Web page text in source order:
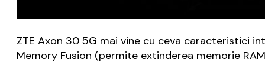
ZTE Axon 30 5G mai vine cu ceva caracteristici
Memory Fusion (permite extinderea memorie